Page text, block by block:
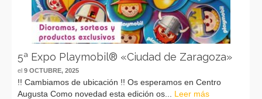
5ª Expo Playmobil® «Ciudad de Zaragoza»
el 9 OCTUBRE, 2025
!! Cambiamos de ubicación !! Os esperamos en Centro
Augusta Como novedad esta edición os... Leer más